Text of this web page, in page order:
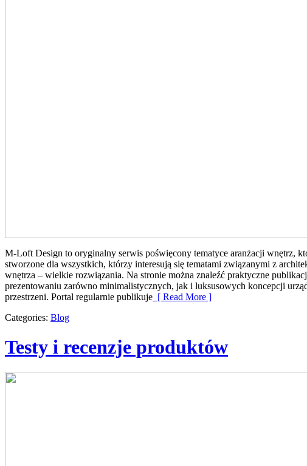
M-Loft Design to oryginalny serwis poświęcony tematyce aranżacji wnętrz,
stworzone dla wszystkich, którzy interesują się tematami związanymi z
wnętrza – wielkie rozwiązania. Na stronie można znaleźć praktyczne
prezentowaniu zarówno minimalistycznych, jak i luksusowych koncepcji
przestrzeni. Portal regularnie publikuje [ Read More ]
Categories: Blog
Testy i recenzje produktów